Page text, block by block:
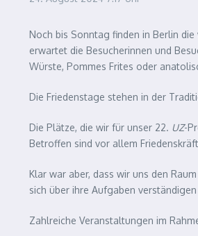
Noch bis Sonntag finden in Berlin
erwartet die Besucherinnen und
Würste, Pommes Frites oder
Die Friedenstage stehen in der
Die Plätze, die wir für unser 22. UZ-
Betroffen sind vor allem
Klar war aber, dass wir uns den
sich über ihre Aufgaben
Zahlreiche Veranstaltungen im